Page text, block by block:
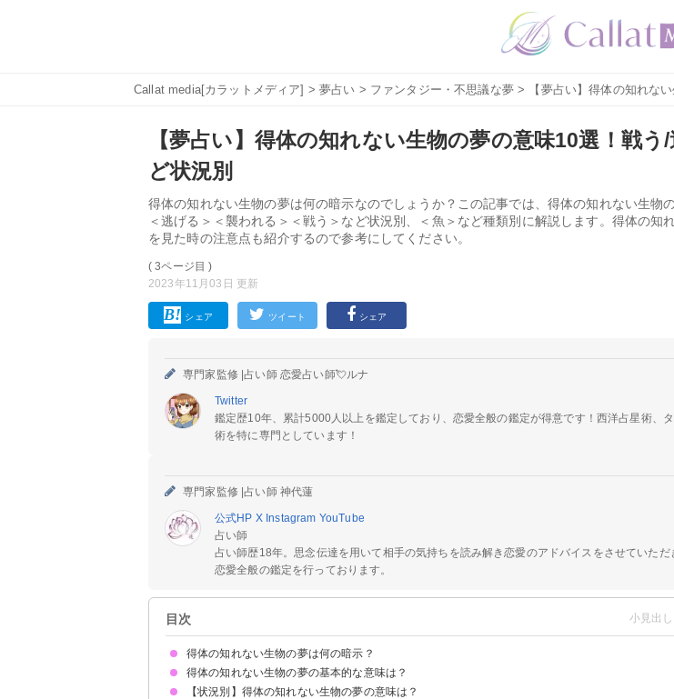
Callat media[カラットメディア] >夢占い > ファンタジー・不思議な夢> 【夢占い】得体の知れな
【夢占い】得体の知れない生物の夢の意味10選！戦う
ど状況別
得体の知れない生物の夢は何の暗示なのでしょうか？この記事では、得体の知れない生物の
＜逃げる＞＜襲われる＞＜戦う＞など状況別、＜魚＞など種類別に解説します。得体の知
を見た時の注意点も紹介するので参考にしてください。
( 3ページ目 )
2023年11月03日 更新
シェア ツイート シェア
専門家監修 |占い師 恋愛占い師💘ルナ
Twitter
鑑定歴10年、累計5000人以上を鑑定しており、恋愛全般の鑑定が得意です！西洋占星術、
術を特に専門としています！
専門家監修 |占い師 神代蓮
公式HP X Instagram YouTube
占い師
占い師歴18年。思念伝達を用いて相手の気持ちを読み解き恋愛のアドバイスをさせていただ
恋愛全般の鑑定を行っております。
目次
得体の知れない生物の夢は何の暗示？
得体の知れない生物の夢の基本的な意味は？
未知の才能が開花する暗示
状況によって意味が決まる
【状況別】得体の知れない生物の夢の意味は？